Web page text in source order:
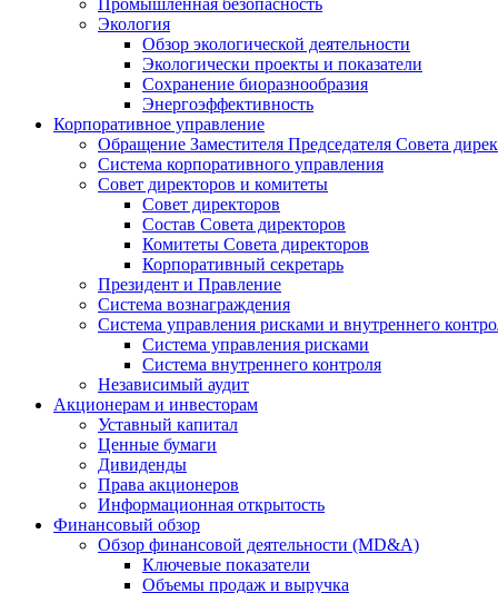
Промышленная безопасность
Экология
Обзор экологической деятельности
Экологически проекты и показатели
Сохранение биоразнообразия
Энергоэффективность
Корпоративное управление
Обращение Заместителя Председателя Совета
Система корпоративного управления
Совет директоров и комитеты
Совет директоров
Состав Совета директоров
Комитеты Совета директоров
Корпоративный секретарь
Президент и Правление
Система вознаграждения
Система управления рисками и внутреннего
Система управления рисками
Система внутреннего контроля
Независимый аудит
Акционерам и инвесторам
Уставный капитал
Ценные бумаги
Дивиденды
Права акционеров
Информационная открытость
Финансовый обзор
Обзор финансовой деятельности (MD&A)
Ключевые показатели
Объемы продаж и выручка